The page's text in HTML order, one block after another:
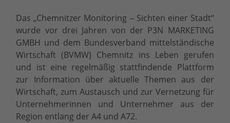
Das „Chemnitzer Monitoring – Sichten einer Stadt“
wurde vor drei Jahren von der P3N MARKETING
GMBH und dem Bundesverband mittelständische
Wirtschaft (BVMW) Chemnitz ins Leben gerufen
und ist eine regelmäßig stattfindende Plattform
zur Information über aktuelle Themen aus der
Wirtschaft, zum Austausch und zur Vernetzung für
Unternehmerinnen und Unternehmer aus der
Region entlang der A4 und A72.